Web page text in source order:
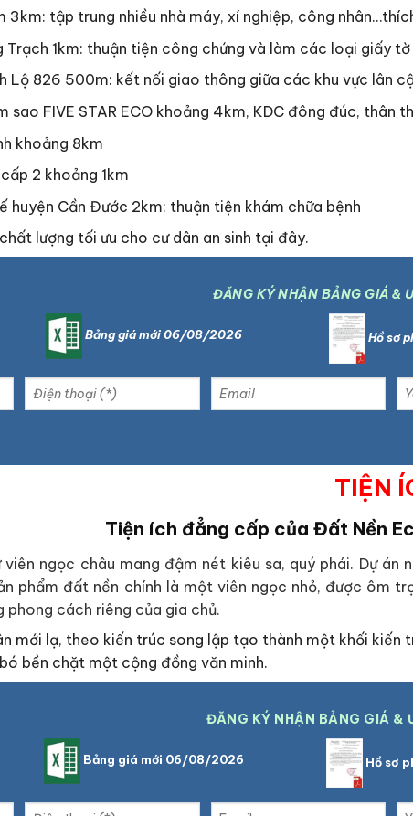
3km: tập trung nhiều nhà máy, xí nghiệp, công
Trạch 1km: thuận tiện công chứng và làm các loại giấy tờ
Lộ 826 500m: kết nối giao thông giữa các khu vực lân
sao FIVE STAR ECO khoảng 4km, KDC đông đúc, thân
khoảng 8km
2 khoảng 1km
huyện Cần Đước 2km: thuận tiện khám chữa bệnh
lượng tối ưu cho cư dân an sinh tại đây.
ĐĂNG KÝ NHẬN BẢNG GIÁ &
Bảng giá mới 06/08/2026 Hồ sơ
TIỆN
Tiện ích đẳng cấp của Đất Nền
viên ngọc châu mang đậm nét kiêu sa, quý phái. Dự
phẩm đất nền chính là một viên ngọc nhỏ, được ôm
phong cách riêng của gia chủ.
mới lạ, theo kiến trúc song lập tạo thành một khối kiến
bền chặt một cộng đồng văn minh.
ĐĂNG KÝ NHẬN BẢNG GIÁ &
Bảng giá mới 06/08/2026 Hồ sơ